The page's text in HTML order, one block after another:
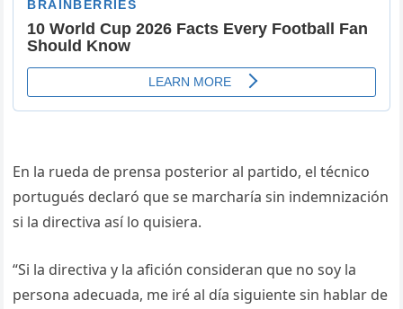
En la rueda de prensa posterior al partido, el técnico
portugués declaró que se marcharía sin indemnización
si la directiva así lo quisiera.
“Si la directiva y la afición consideran que no soy la
persona adecuada, me iré al día siguiente sin hablar de